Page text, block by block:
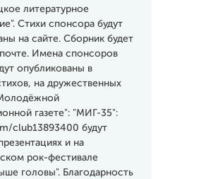
литературное
Стихи спонсора будут
на сайте. Сборник будет
Имена спонсоров
опубликованы в
на дружественных
газете": "МИГ-35":
club13893400 будут
и на
рок-фестивале
головы". Благодарность